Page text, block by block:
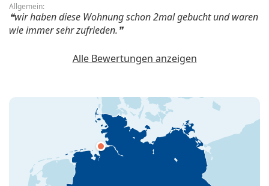
Allgemein:
wir haben diese Wohnung schon 2mal gebucht und waren
wie immer sehr zufrieden.
Alle Bewertungen anzeigen